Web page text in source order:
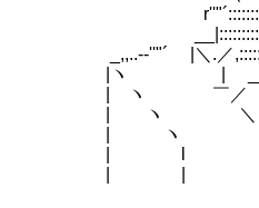
r''"´:::::::/´|
__|::::::::::::/::::::
_,,..-‐''"´ |＼.／
|ヽ | __
| ヽ ￣／
| ヽ ＼ ヽ
| ヽ ＼ ヽ
| l ＼
| | ＼